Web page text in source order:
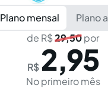
Plano mensal
Plano
de R$29,50por
R$ 2,95
No primeiro mês